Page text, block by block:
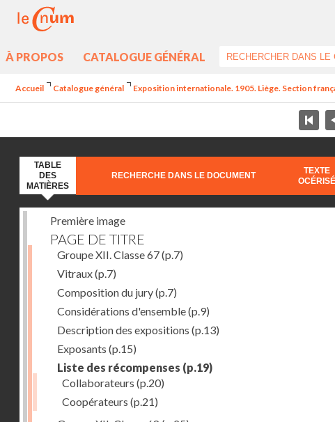
À PROPOS CATALOGUE GÉNÉRAL
Accueil Catalogue général Exposition internationale. 1905. Liège. Section
TABLE
DES
MATIÈRES
RECHERCHE DANS LE DOCUMENT
TEXTE
OCÉRISÉ
Première image
PAGE DE TITRE
Groupe XII. Classe 67(p.7)
Vitraux(p.7)
Composition du jury(p.7)
Considérations d'ensemble(p.9)
Description des expositions (p.13)
Exposants (p.15)
Liste des récompenses (p.19)
Collaborateurs (p.20)
Coopérateurs (p.21)